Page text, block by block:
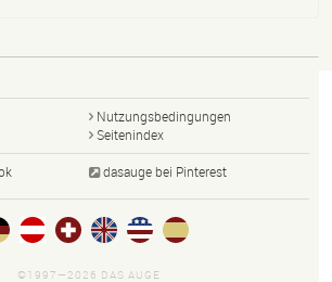
Nutzungsbedingungen
Seitenindex
dasauge bei Pinterest
©1997—2026 DAS AUGE